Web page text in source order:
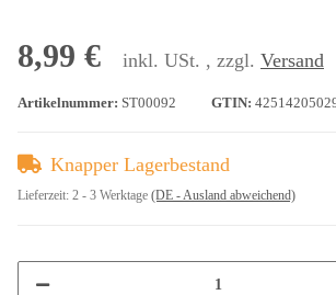
8,99 € inkl. USt. , zzgl. Versand
Artikelnummer: ST00092 GTIN:
Knapper Lagerbestand
Lieferzeit: 2 - 3 Werktage (DE - Ausland abweichend)